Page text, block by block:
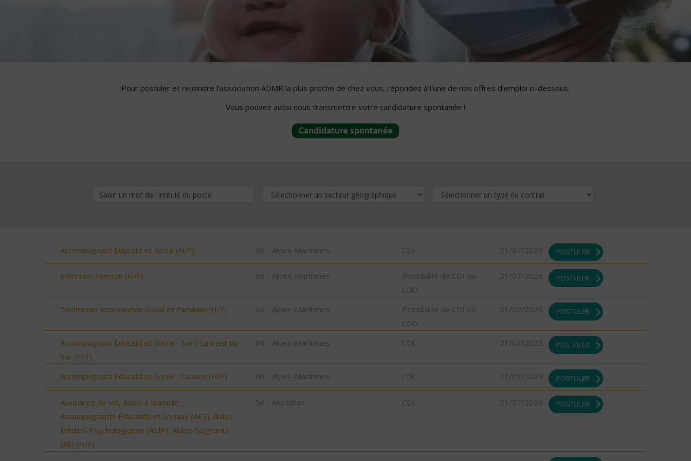
Pour postuler et rejoindre l'association ADMR la plus proche de chez vous, répondez à l'une de nos offres d'emploi ci-dessous.
Vous pouvez aussi nous transmettre votre candidature spontanée !
Accompagnant Educatif et Social (H/F) 06 - Alpes-Maritimes CDI 21/07/2026 POSTULER
Infirmier- Menton (H/F) 06 - Alpes-Maritimes
Possibilité de CDI ou
CDD
21/07/2026 POSTULER
Technicien Intervention Social et Familiale (H/F) 06 - Alpes-Maritimes
Possibilité de CDI ou
CDD
21/07/2026 POSTULER
Accompagnant Educatif et Social - Saint Laurent du
Var (H/F)
06 - Alpes-Maritimes CDI 21/07/2026 POSTULER
Accompagnant Educatif et Social - Cannes (H/F) 06 - Alpes-Maritimes CDI 21/07/2026 POSTULER
Auxiliaires de vie, Aides à domicile ,
Accompagnants Éducatifs et Sociaux (AES), Aides
Médico-Psychologiques (AMP), Aides-Soignants
(AS) (H/F)
56 - Morbihan CDI 21/07/2026 POSTULER